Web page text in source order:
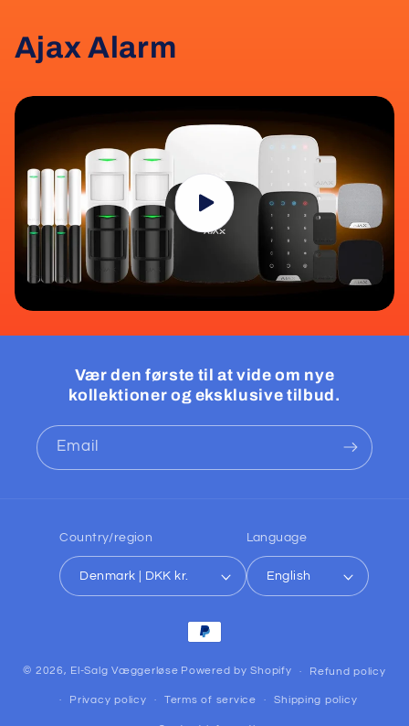
Ajax Alarm
Vær den første til at vide om nye
kollektioner og eksklusive tilbud.
Email
Country/region
Denmark | DKK kr.
Language
English
Payment
methods
© 2026, El-Salg Væggerløse Powered by Shopify Refund policy
Privacy policy Terms of service Shipping policy